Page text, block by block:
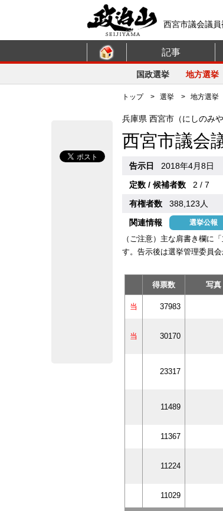
西宮市議会議
記事
国政選挙 地方選挙
トップ> 選挙 > 地方選挙
兵庫県 西宮市（にしのみや
西宮市議会
告示日 2018年4月8日
定数 / 候補者数
2 / 7
有権者数
388,123人
関連情報
選挙公報
（ご注意）主な肩書き欄に
す。告示後は選挙管理委員
得票数
写真
当 37983
当 30170
23317
11489
11367
11224
11029